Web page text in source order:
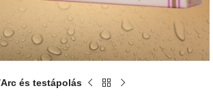
Arc és testápolás